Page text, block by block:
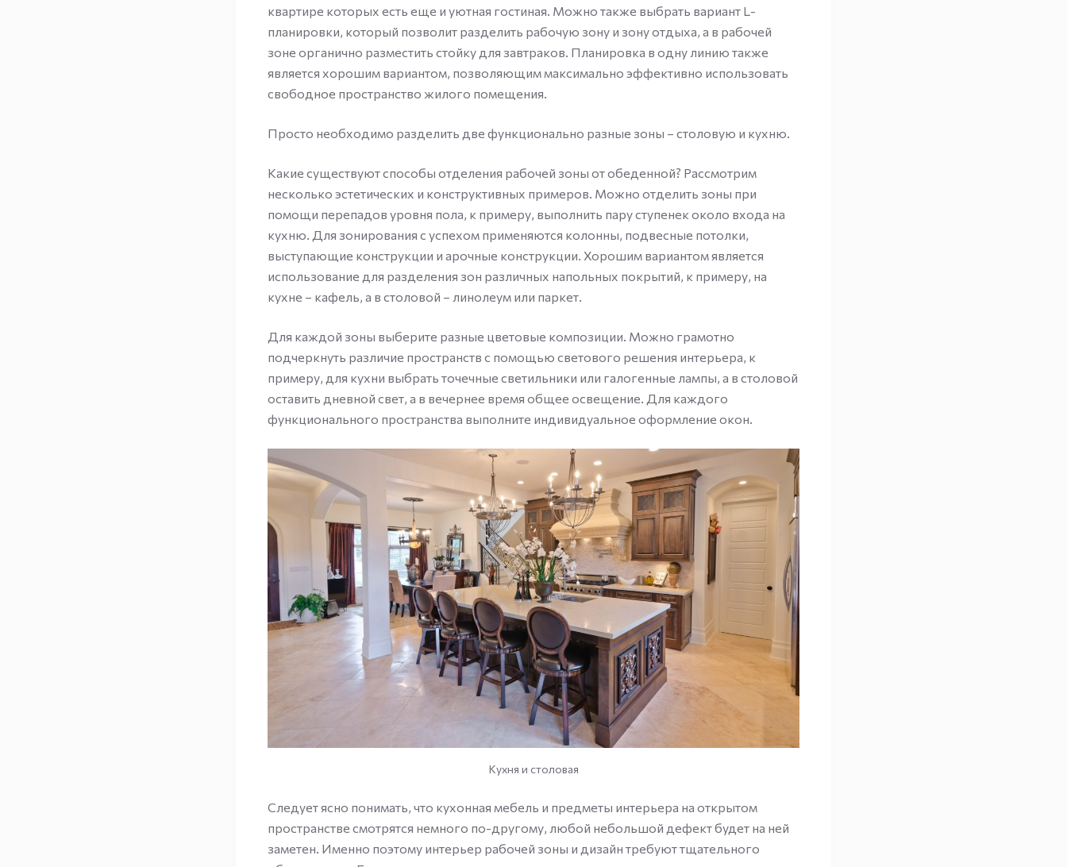
квартире которых есть еще и уютная гостиная. Можно также выбрать вариант L-
планировки, который позволит разделить рабочую зону и зону отдыха, а в рабочей
зоне органично разместить стойку для завтраков. Планировка в одну линию также
является хорошим вариантом, позволяющим максимально эффективно использовать
свободное пространство жилого помещения.
Просто необходимо разделить две функционально разные зоны – столовую и кухню.
Какие существуют способы отделения рабочей зоны от обеденной? Рассмотрим
несколько эстетических и конструктивных примеров. Можно отделить зоны при
помощи перепадов уровня пола, к примеру, выполнить пару ступенек около входа на
кухню. Для зонирования с успехом применяются колонны, подвесные потолки,
выступающие конструкции и арочные конструкции. Хорошим вариантом является
использование для разделения зон различных напольных покрытий, к примеру, на
кухне – кафель, а в столовой – линолеум или паркет.
Для каждой зоны выберите разные цветовые композиции. Можно грамотно
подчеркнуть различие пространств с помощью светового решения интерьера, к
примеру, для кухни выбрать точечные светильники или галогенные лампы, а в столовой
оставить дневной свет, а в вечернее время общее освещение. Для каждого
функционального пространства выполните индивидуальное оформление окон.
Кухня и столовая
Следует ясно понимать, что кухонная мебель и предметы интерьера на открытом
пространстве смотрятся немного по-другому, любой небольшой дефект будет на ней
заметен. Именно поэтому интерьер рабочей зоны и дизайн требуют тщательного